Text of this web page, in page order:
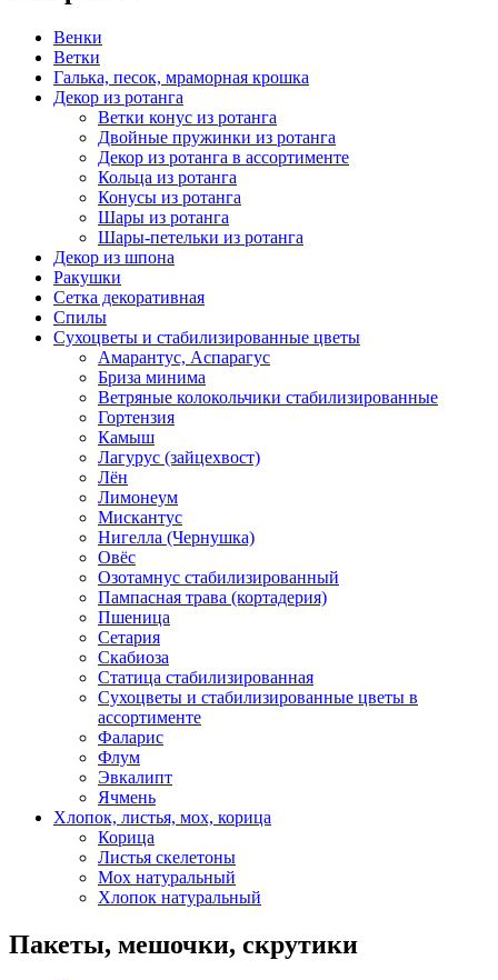
Венки
Ветки
Галька, песок, мраморная крошка
Декор из ротанга
Ветки конус из ротанга
Двойные пружинки из ротанга
Декор из ротанга в ассортименте
Кольца из ротанга
Конусы из ротанга
Шары из ротанга
Шары-петельки из ротанга
Декор из шпона
Ракушки
Сетка декоративная
Спилы
Сухоцветы и стабилизированные цветы
Амарантус, Аспарагус
Бриза минима
Ветряные колокольчики стабилизированные
Гортензия
Камыш
Лагурус (зайцехвост)
Лён
Лимонеум
Мискантус
Нигелла (Чернушка)
Овёс
Озотамнус стабилизированный
Пампасная трава (кортадерия)
Пшеница
Сетария
Скабиоза
Статица стабилизированная
Сухоцветы и стабилизированные цветы в
ассортименте
Фаларис
Флум
Эвкалипт
Ячмень
Хлопок, листья, мох, корица
Корица
Листья скелетоны
Мох натуральный
Хлопок натуральный
Пакеты, мешочки, скрутики